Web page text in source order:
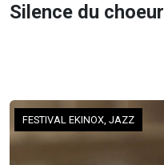
Silence du choeur
FESTIVAL EKINOX, JAZZ